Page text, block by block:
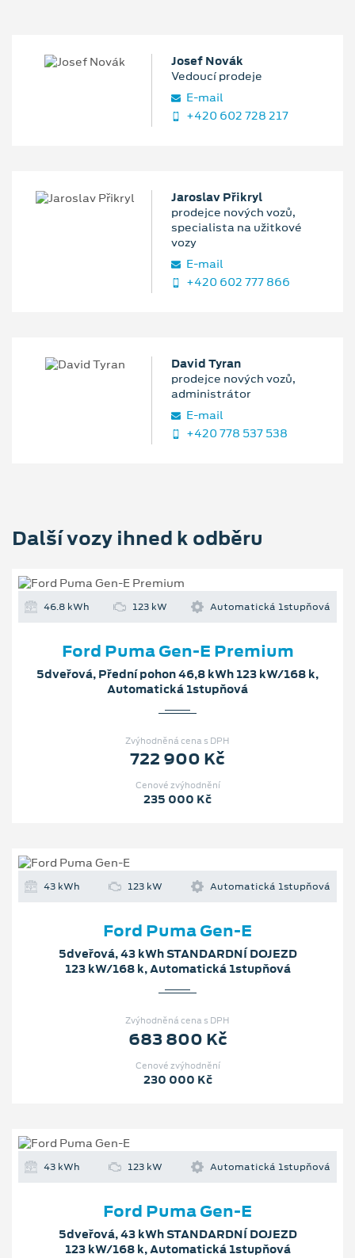
Josef Novák
Vedoucí prodeje
E‑mail
+420 602 728 217
Jaroslav Přikryl
prodejce nových vozů,
specialista na užitkové
vozy
E‑mail
+420 602 777 866
David Tyran
prodejce nových vozů,
administrátor
E‑mail
+420 778 537 538
Další vozy ihned k odběru
46.8 kWh 123 kW Automatická 1stupňová
Ford Puma Gen-E Premium
5dveřová, Přední pohon 46,8 kWh 123 kW/168 k,
Automatická 1stupňová
Zvýhodněná cena s DPH
722 900 Kč
Cenové zvýhodnění
235 000 Kč
43 kWh 123 kW Automatická 1stupňová
Ford Puma Gen-E
5dveřová, 43 kWh STANDARDNÍ DOJEZD
123 kW/168 k, Automatická 1stupňová
Zvýhodněná cena s DPH
683 800 Kč
Cenové zvýhodnění
230 000 Kč
43 kWh 123 kW Automatická 1stupňová
Ford Puma Gen-E
5dveřová, 43 kWh STANDARDNÍ DOJEZD
123 kW/168 k, Automatická 1stupňová